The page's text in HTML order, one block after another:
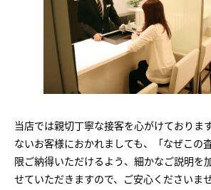
当店では親切丁寧な接客を心がけておりま
ないお客様におかれましても、「なぜこの
限ご納得いただけるよう、細かなご説明を
せていただきますので、ご安心くださいませ